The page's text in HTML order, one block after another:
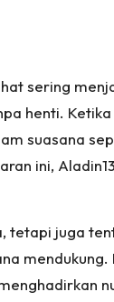
sering
henti.
suasana
ini,
juga